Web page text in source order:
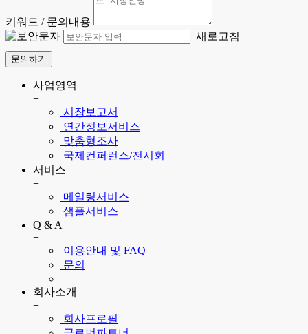
키워드 / 문의내용
새로고침
문의하기
사업영역
+
시장보고서
연간정보서비스
맞춤형조사
국제컨퍼런스/전시회
서비스
+
메일링서비스
샘플서비스
Q & A
+
이용안내 및 FAQ
문의
회사소개
+
회사프로필